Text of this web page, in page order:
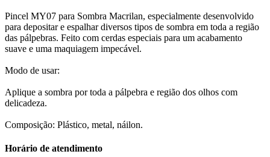
Pincel MY07 para Sombra Macrilan, especialmente desenvolvido
para depositar e espalhar diversos tipos de sombra em toda a região
das pálpebras. Feito com cerdas especiais para um acabamento
suave e uma maquiagem impecável.
Modo de usar:
Aplique a sombra por toda a pálpebra e região dos olhos com
delicadeza.
Composição: Plástico, metal, náilon.
Horário de atendimento